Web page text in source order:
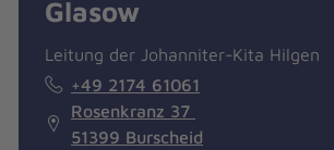
Glasow
Leitung der Johanniter-Kita Hilgen
+49 2174 61061
Rosenkranz 37
51399 Burscheid